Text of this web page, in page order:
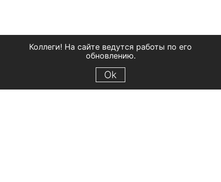
Коллеги! На сайте ведутся работы по его
обновлению.
Ok